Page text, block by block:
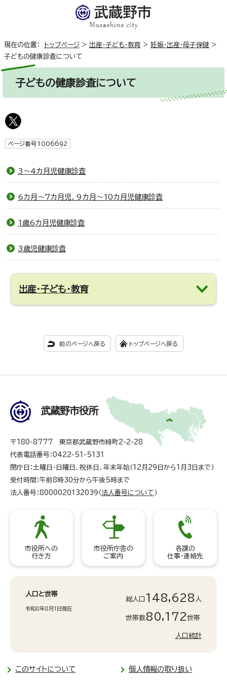
現在の位置： トップページ > 出産・子ども・教育 > 妊娠・出産・母子保健 >
子どもの健康診査について
子どもの健康診査について
ページ番号1006692
3～4カ月児健康診査
6カ月～7カ月児、9カ月～10カ月児健康診査
1歳6カ月児健康診査
3歳児健康診査
出産・子ども・教育
前のページへ戻る トップページへ戻る
武蔵野市役所
〒180-8777 東京都武蔵野市緑町2-2-28
代表電話番号：0422-51-5131
閉庁日：土曜日・日曜日、祝休日、年末年始（12月29日から1月3日まで）
受付時間：午前8時30分から午後5時まで
法人番号：8000020132039（ 法人番号について ）
市役所への
行き方
市役所庁舎の
ご案内
各課の
仕事・連絡先
人口と世帯
令和8年8月1日現在
総人口 148,628 人
世帯数80,172世帯
人口統計
このサイトについて 個人情報の取り扱い